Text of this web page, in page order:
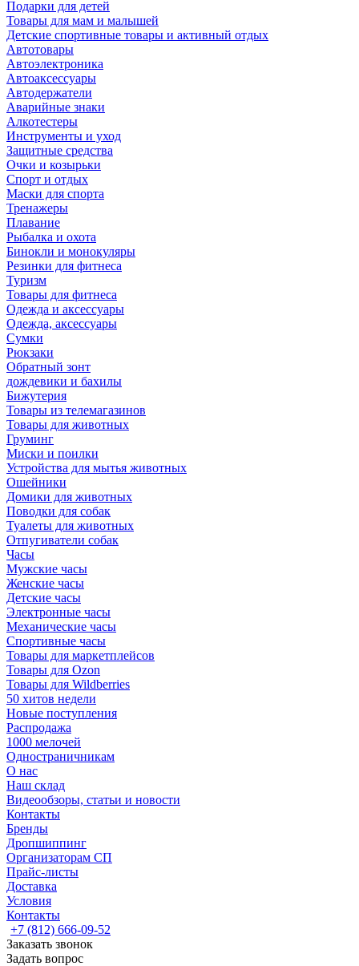
Подарки для детей
Товары для мам и малышей
Детские спортивные товары и активный отдых
Автотовары
Автоэлектроника
Автоаксессуары
Автодержатели
Аварийные знаки
Алкотестеры
Инструменты и уход
Защитные средства
Очки и козырьки
Спорт и отдых
Маски для спорта
Тренажеры
Плавание
Рыбалка и охота
Бинокли и монокуляры
Резинки для фитнеса
Туризм
Товары для фитнеса
Одежда и аксессуары
Одежда, аксессуары
Сумки
Рюкзаки
Обратный зонт
дождевики и бахилы
Бижутерия
Товары из телемагазинов
Товары для животных
Груминг
Миски и поилки
Устройства для мытья животных
Ошейники
Домики для животных
Поводки для собак
Туалеты для животных
Отпугиватели собак
Часы
Мужские часы
Женские часы
Детские часы
Электронные часы
Механические часы
Спортивные часы
Товары для маркетплейсов
Товары для Ozon
Товары для Wildberries
50 хитов недели
Новые поступления
Распродажа
1000 мелочей
Одностраничникам
О нас
Наш склад
Видеообзоры, статьи и новости
Контакты
Бренды
Дропшиппинг
Организаторам СП
Прайс-листы
Доставка
Условия
Контакты
+7 (812) 666-09-52
Заказать звонок
Задать вопрос